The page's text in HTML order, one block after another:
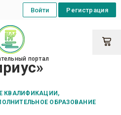
портал
КВАЛИФИКАЦИИ,
ОБРАЗОВАНИЕ
Регистрация
Войти